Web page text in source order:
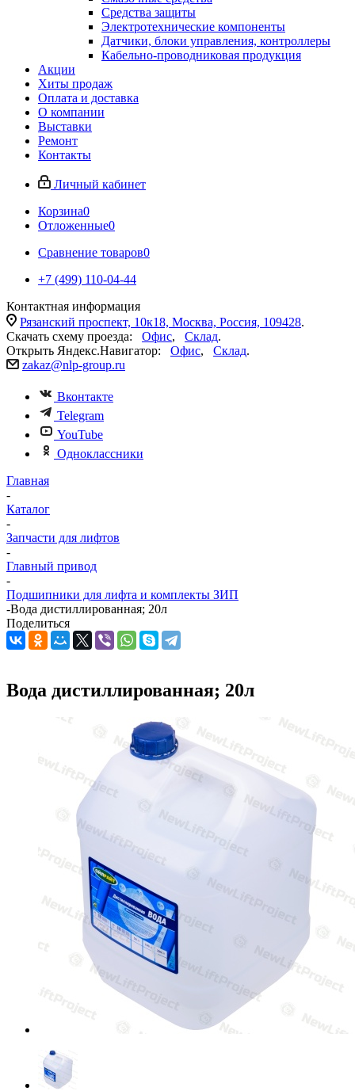
Средства защиты
Электротехнические компоненты
Датчики, блоки управления, контроллеры
Кабельно-проводниковая продукция
Акции
Хиты продаж
Оплата и доставка
О компании
Выставки
Ремонт
Контакты
Личный кабинет
Корзина0
Отложенные0
Сравнение товаров0
+7 (499) 110-04-44
Контактная информация
Рязанский проспект, 10к18, Москва, Россия, 109428.
Скачать схему проезда: Офис, Склад.
Открыть Яндекс.Навигатор: Офис, Склад.
zakaz@nlp-group.ru
Вконтакте
Telegram
YouTube
Одноклассники
Главная
-
Каталог
-
Запчасти для лифтов
-
Главный привод
-
Подшипники для лифта и комплекты ЗИП
-Вода дистиллированная; 20л
Поделиться
Вода дистиллированная; 20л